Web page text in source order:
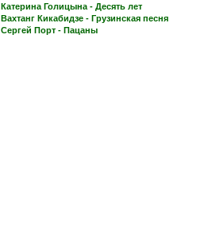
Катерина Голицына - Десять лет
Вахтанг Кикабидзе - Грузинская песня
Сергей Порт - Пацаны